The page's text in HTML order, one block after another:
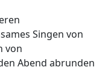
Singen von
von
Abend abrunden